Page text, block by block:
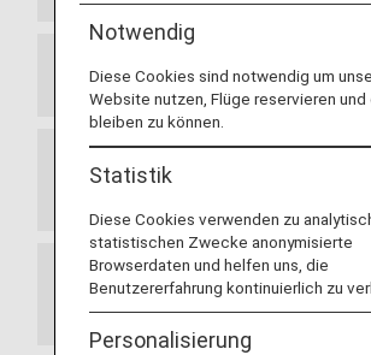
Terminals am Flughafen Haneda
Neue Strecke zwischen Japan und
Beendigung der Partnerschaft mit
Notwendig
Diese Cookies sind notwendig um
Website nutzen, Flüge reservieren
bleiben zu können.
Statistik
Diese Cookies verwenden zu
statistischen Zwecke anonymisierte
Browserdaten und helfen uns, die
Benutzererfahrung kontinuierlich zu
Personalisierung